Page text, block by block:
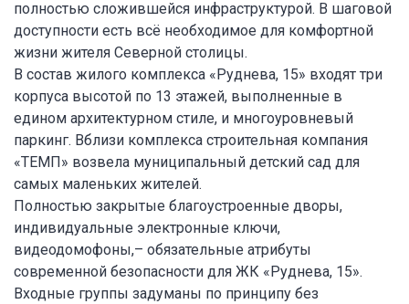
полностью сложившейся инфраструктурой. В шаговой
доступности есть всё необходимое для комфортной
жизни жителя Северной столицы.
В состав жилого комплекса «Руднева, 15» входят три
корпуса высотой по 13 этажей, выполненные в
едином архитектурном стиле, и многоуровневый
паркинг. Вблизи комплекса строительная компания
«ТЕМП» возвела муниципальный детский сад для
самых маленьких жителей.
Полностью закрытые благоустроенные дворы,
индивидуальные электронные ключи,
видеодомофоны,– обязательные атрибуты
современной безопасности для ЖК «Руднева, 15».
Входные группы задуманы по принципу без